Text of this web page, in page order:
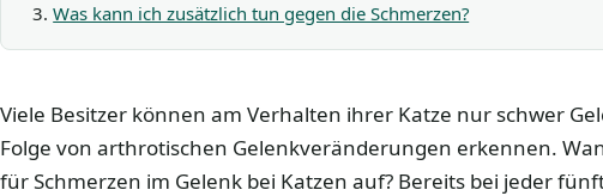
Was kann ich zusätzlich tun gegen die Schmerzen?
Viele Besitzer können am Verhalten ihrer Katze nur schwer
Folge von arthrotischen Gelenkveränderungen erkennen.
für Schmerzen im Gelenk bei Katzen auf? Bereits bei jeder